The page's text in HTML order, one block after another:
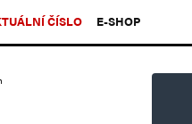
ČÍSLO E-SHOP